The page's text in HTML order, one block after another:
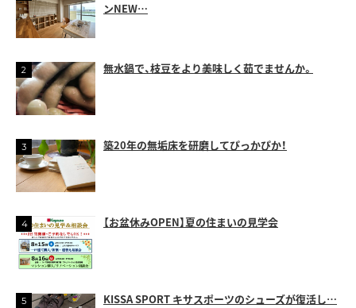
ンNEW…
無水鍋で、枝豆をより美味しく茹でませんか。
築20年の無垢床を研磨してぴっかぴか！
【お盆休みOPEN】夏の住まいの見学会
KISSA SPORT キサスポーツのシューズが復活し…